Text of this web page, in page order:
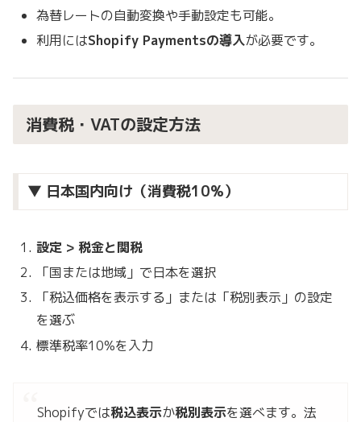
為替レートの自動変換や手動設定も可能。
利用にはShopify Paymentsの導入が必要です。
消費税・VATの設定方法
▼ 日本国内向け（消費税10%）
設定 > 税金と関税
「国または地域」で日本を選択
「税込価格を表示する」または「税別表示」の設定
を選ぶ
標準税率10%を入力
Shopifyでは税込表示か税別表示を選べます。法